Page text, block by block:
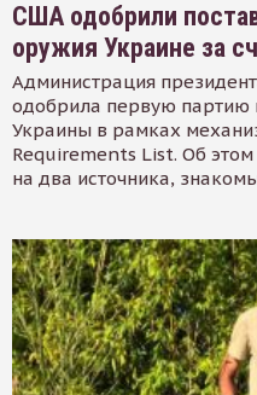
США одобрили
оружия Украине за
Администрация
одобрила первую
Украины в рамках
Requirements List. Об
на два источника,